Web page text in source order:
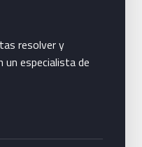
resolver y
especialista de